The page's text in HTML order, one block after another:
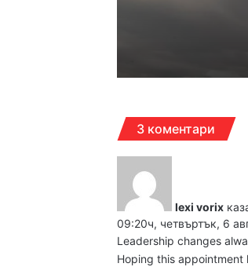
3 коментари
lexi vorix
09:20ч, четвъртък, 6
Leadership changes
Hoping this